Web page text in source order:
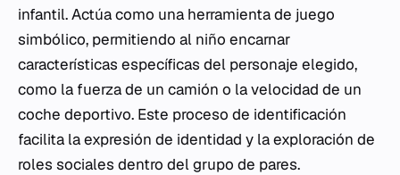
infantil. Actúa como una herramienta de juego
simbólico, permitiendo al niño encarnar
características específicas del personaje elegido,
como la fuerza de un camión o la velocidad de un
coche deportivo. Este proceso de identificación
facilita la expresión de identidad y la exploración de
roles sociales dentro del grupo de pares.